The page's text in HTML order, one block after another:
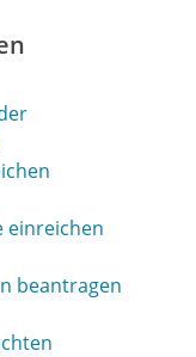
einreichen
beantragen